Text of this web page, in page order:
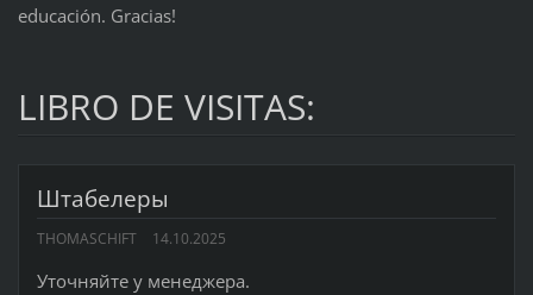
educación. Gracias!
LIBRO DE VISITAS:
Штабелеры
THOMASCHIFT 14.10.2025
Уточняйте у менеджера.